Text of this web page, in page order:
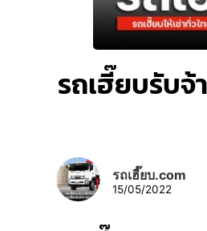
รถเฮี๊ยบรับจ้
รถเฮี๊ยบ.com
15/05/2022